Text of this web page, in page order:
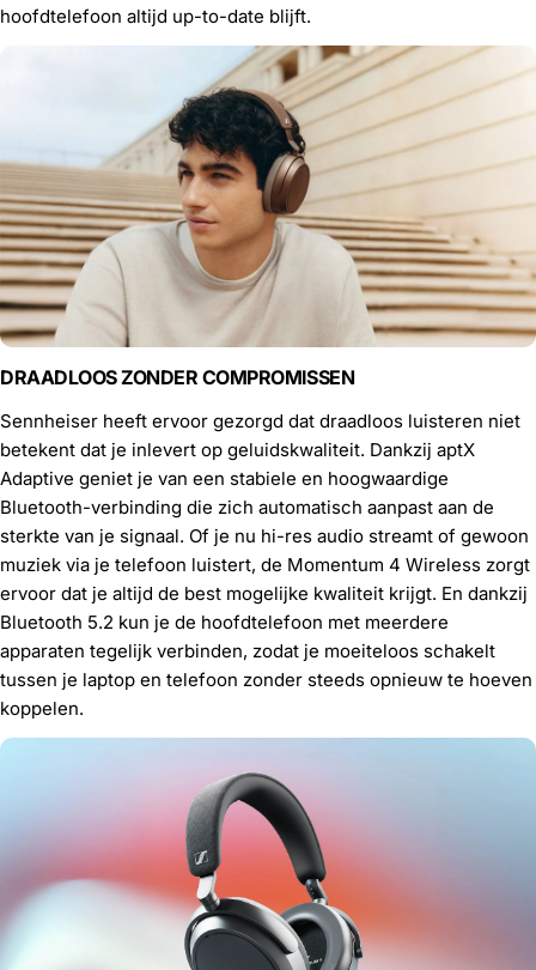
hoofdtelefoon altijd up-to-date blijft.
DRAADLOOS ZONDER COMPROMISSEN
Sennheiser heeft ervoor gezorgd dat draadloos luisteren niet
betekent dat je inlevert op geluidskwaliteit. Dankzij aptX
Adaptive geniet je van een stabiele en hoogwaardige
Bluetooth-verbinding die zich automatisch aanpast aan de
sterkte van je signaal. Of je nu hi-res audio streamt of gewoon
muziek via je telefoon luistert, de Momentum 4 Wireless zorgt
ervoor dat je altijd de best mogelijke kwaliteit krijgt. En dankzij
Bluetooth 5.2 kun je de hoofdtelefoon met meerdere
apparaten tegelijk verbinden, zodat je moeiteloos schakelt
tussen je laptop en telefoon zonder steeds opnieuw te hoeven
koppelen.